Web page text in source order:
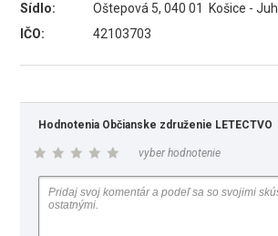
Sídlo:
Oštepová 5, 040 01 Košice - Juh
IČO:
42103703
Hodnotenia Občianske združenie LETECTVO
vyber hodnotenie